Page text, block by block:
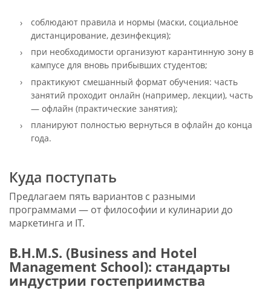
соблюдают правила и нормы (маски, социальное
дистанцирование, дезинфекция);
при необходимости организуют карантинную зону в
кампусе для вновь прибывших студентов;
практикуют смешанный формат обучения: часть
занятий проходит онлайн (например, лекции), часть
— офлайн (практические занятия);
планируют полностью вернуться в офлайн до конца
года.
Куда поступать
Предлагаем пять вариантов с разными
программами — от философии и кулинарии до
маркетинга и IT.
B.H.M.S. (Business and Hotel
Management School): стандарты
индустрии гостеприимства